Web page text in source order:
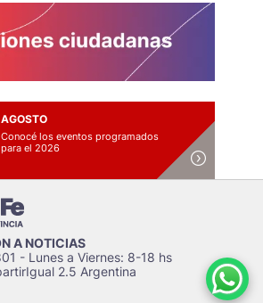
AGOSTO
Conocé los eventos programados
para el 2026
A NOTICIAS
- Lunes a Viernes: 8-18 hs
2.5 Argentina